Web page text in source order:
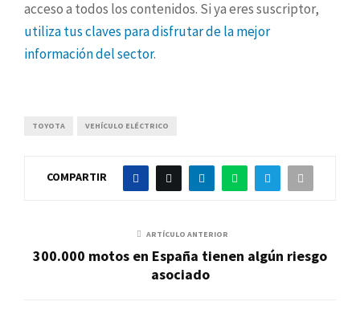
acceso a todos los contenidos. Si ya eres suscriptor,
utiliza tus claves para disfrutar de la mejor
información del sector.
TOYOTA VEHÍCULO ELÉCTRICO
COMPARTIR
ARTÍCULO ANTERIOR
300.000 motos en España tienen algún riesgo
asociado